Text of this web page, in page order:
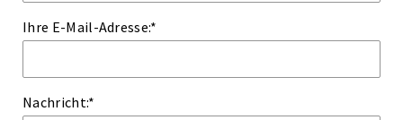
Ihre E-Mail-Adresse:*
Nachricht:*